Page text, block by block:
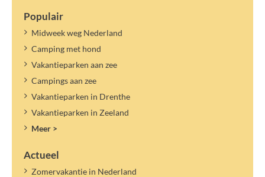
Populair
Midweek weg Nederland
Camping met hond
Vakantieparken aan zee
Campings aan zee
Vakantieparken in Drenthe
Vakantieparken in Zeeland
Meer >
Actueel
Zomervakantie in Nederland